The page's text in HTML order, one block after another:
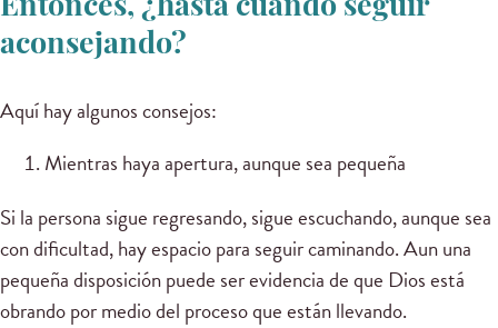
Entonces, ¿hasta cuándo seguir
aconsejando?
Aquí hay algunos consejos:
Mientras haya apertura, aunque sea pequeña
Si la persona sigue regresando, sigue escuchando, aunque sea
con dificultad, hay espacio para seguir caminando. Aun una
pequeña disposición puede ser evidencia de que Dios está
obrando por medio del proceso que están llevando.